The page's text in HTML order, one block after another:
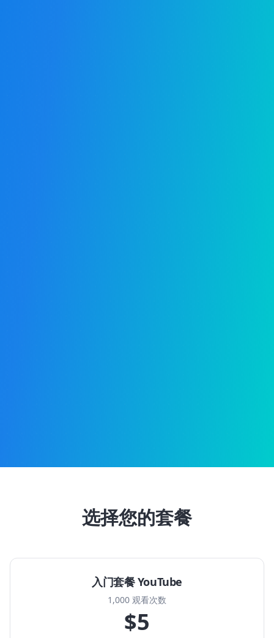
选择您的套餐
入门套餐 YouTube
1,000 观看次数
$5